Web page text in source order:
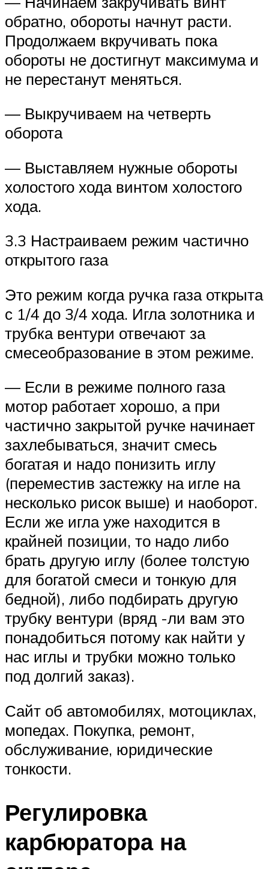
обратно, обороты начнут расти.
Продолжаем вкручивать пока
обороты не достигнут максимума и
не перестанут меняться.
— Выкручиваем на четверть
оборота
— Выставляем нужные обороты
холостого хода винтом холостого
хода.
3.3 Настраиваем режим частично
открытого газа
Это режим когда ручка газа открыта
с 1/4 до 3/4 хода. Игла золотника и
трубка вентури отвечают за
смесеобразование в этом режиме.
— Если в режиме полного газа
мотор работает хорошо, а при
частично закрытой ручке начинает
захлебываться, значит смесь
богатая и надо понизить иглу
(переместив застежку на игле на
несколько рисок выше) и наоборот.
Если же игла уже находится в
крайней позиции, то надо либо
брать другую иглу (более толстую
для богатой смеси и тонкую для
бедной), либо подбирать другую
трубку вентури (вряд -ли вам это
понадобиться потому как найти у
нас иглы и трубки можно только
под долгий заказ).
Сайт об автомобилях, мотоциклах,
мопедах. Покупка, ремонт,
обслуживание, юридические
тонкости.
Регулировка
карбюратора на